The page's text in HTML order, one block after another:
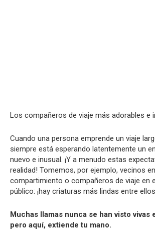
Los compañeros de viaje más adorables e
Cuando una persona emprende un viaje
siempre está esperando latentemente un
nuevo e inusual. ¡Y a menudo estas
realidad! Tomemos, por ejemplo, vecinos
compartimiento o compañeros de viaje en
público: ¡hay criaturas más lindas entre
Muchas llamas nunca se han visto vivas
pero aquí, extiende tu mano.